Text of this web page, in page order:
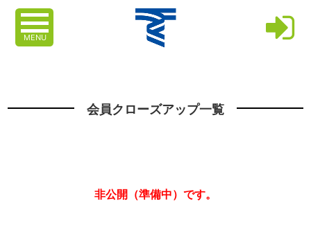
MENU
会員クローズアップ一覧
非公開（準備中）です。